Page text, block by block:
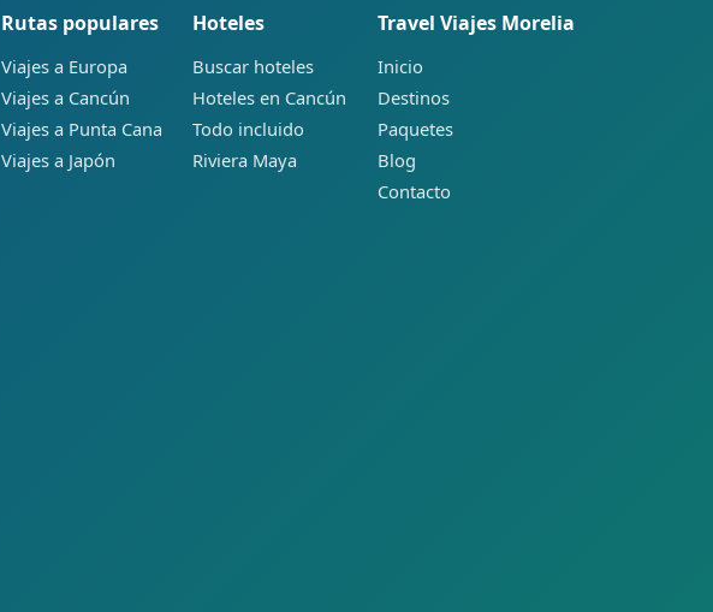
Rutas populares
Viajes a Europa
Viajes a Cancún
Viajes a Punta Cana
Viajes a Japón
Hoteles
Buscar hoteles
Hoteles en Cancún
Todo incluido
Riviera Maya
Travel Viajes Morelia
Inicio
Destinos
Paquetes
Blog
Contacto